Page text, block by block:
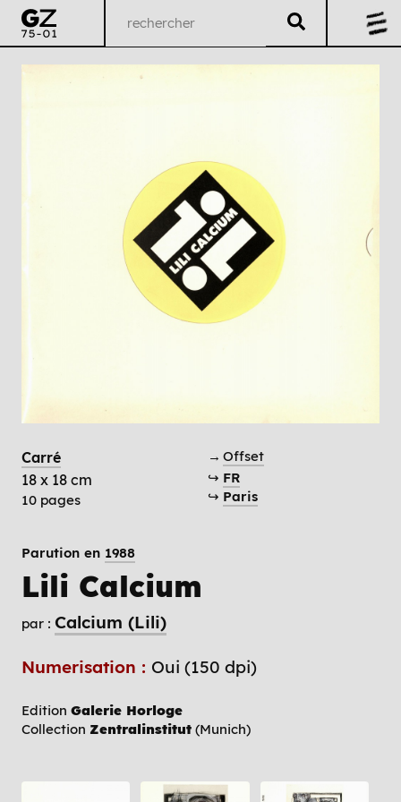
Carré
18 x 18 cm
10 pages
→ Offset
↪ FR
↪ Paris
Parution en 1988
Lili Calcium
par : Calcium (Lili)
Numerisation : Oui (150 dpi)
Edition Galerie Horloge
Collection Zentralinstitut (Munich)